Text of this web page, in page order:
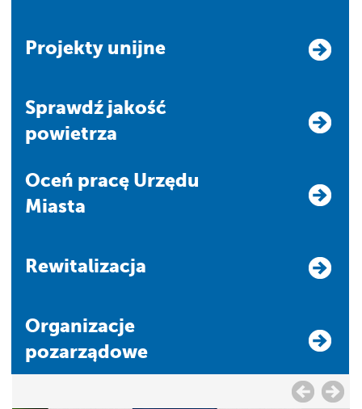
Projekty unijne
Sprawdź jakość
powietrza
Oceń pracę Urzędu
Miasta
Rewitalizacja
Organizacje
pozarządowe